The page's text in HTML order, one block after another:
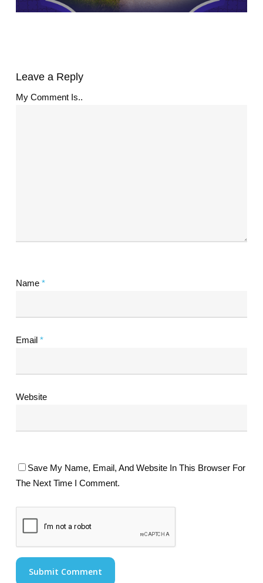
Leave a Reply
My Comment Is..
Name *
Email *
Website
Save My Name, Email, And Website In This Browser For
The Next Time I Comment.